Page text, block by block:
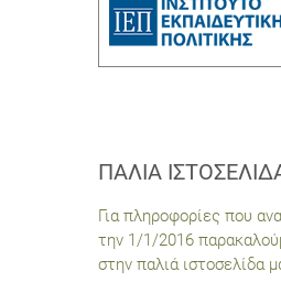
ΠΑΛΙΆ
Για πληροφορίες που
την 1/1/2016
στην παλιά ιστοσελίδα